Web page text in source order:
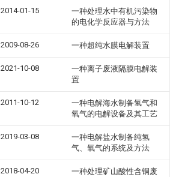
2014-01-15
一种处理水中有机污染物
的电化学反应器与方法
2009-08-26 一种超纯水膜电解装置
2021-10-08
一种离子废液隔膜电解装
置
2011-10-12
一种电解海水制备氢气和
氧气的电解设备及其工艺
2019-03-08
一种电解盐水制备纯氢
气、氧气的系统及方法
2018-04-20
一种处理矿山酸性含铜废